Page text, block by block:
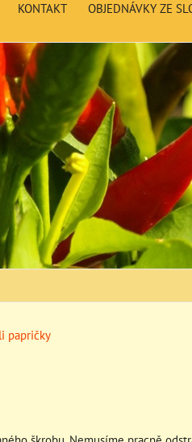
KONTAKT OBJEDNÁVKY ZE
papričky